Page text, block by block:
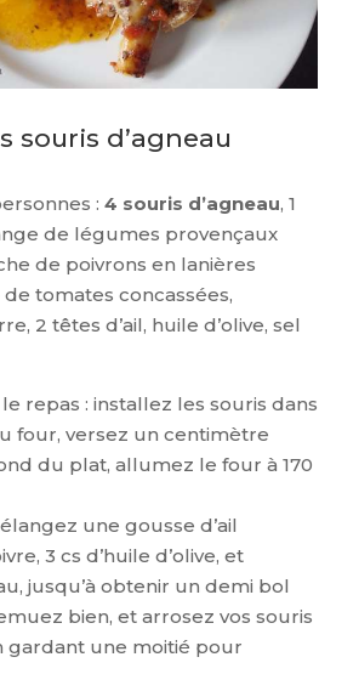
souris d’agneau
: 4 souris d’agneau, 1
de légumes provençaux
de poivrons en lanières
de tomates concassées,
2 têtes d’ail, huile d’olive, sel
repas : installez les souris dans
four, versez un centimètre
du plat, allumez le four à 170
une gousse d’ail
3 cs d’huile d’olive, et
jusqu’à obtenir un demi bol
bien, et arrosez vos souris
gardant une moitié pour